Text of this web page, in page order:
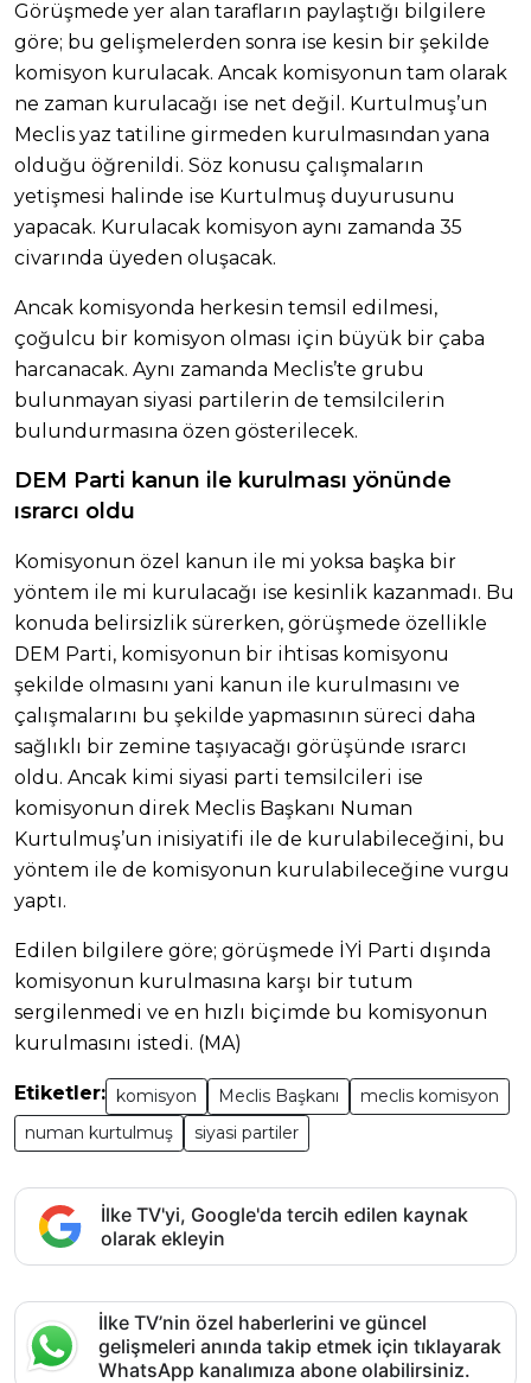
Görüşmede yer alan tarafların paylaştığı bilgilere
göre; bu gelişmelerden sonra ise kesin bir şekilde
komisyon kurulacak. Ancak komisyonun tam olarak
ne zaman kurulacağı ise net değil. Kurtulmuş’un
Meclis yaz tatiline girmeden kurulmasından yana
olduğu öğrenildi. Söz konusu çalışmaların
yetişmesi halinde ise Kurtulmuş duyurusunu
yapacak. Kurulacak komisyon aynı zamanda 35
civarında üyeden oluşacak.
Ancak komisyonda herkesin temsil edilmesi,
çoğulcu bir komisyon olması için büyük bir çaba
harcanacak. Aynı zamanda Meclis’te grubu
bulunmayan siyasi partilerin de temsilcilerin
bulundurmasına özen gösterilecek.
DEM Parti kanun ile kurulması yönünde
ısrarcı oldu
Komisyonun özel kanun ile mi yoksa başka bir
yöntem ile mi kurulacağı ise kesinlik kazanmadı. Bu
konuda belirsizlik sürerken, görüşmede özellikle
DEM Parti, komisyonun bir ihtisas komisyonu
şekilde olmasını yani kanun ile kurulmasını ve
çalışmalarını bu şekilde yapmasının süreci daha
sağlıklı bir zemine taşıyacağı görüşünde ısrarcı
oldu. Ancak kimi siyasi parti temsilcileri ise
komisyonun direk Meclis Başkanı Numan
Kurtulmuş’un inisiyatifi ile de kurulabileceğini, bu
yöntem ile de komisyonun kurulabileceğine vurgu
yaptı.
Edilen bilgilere göre; görüşmede İYİ Parti dışında
komisyonun kurulmasına karşı bir tutum
sergilenmedi ve en hızlı biçimde bu komisyonun
kurulmasını istedi. (MA)
Etiketler: komisyon Meclis Başkanı
meclis komisyon
numan kurtulmuş
siyasi partiler
İlke TV'yi, Google'da tercih edilen kaynak
olarak ekleyin
İlke TV’nin özel haberlerini ve güncel
gelişmeleri anında takip etmek için tıklayarak
WhatsApp kanalımıza abone olabilirsiniz.